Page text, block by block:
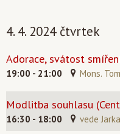
4. 4. 2024 čtvrtek
Adorace, svátost
19:00 - 21:00 Mons.
Modlitba souhlasu
16:30 - 18:00 vede